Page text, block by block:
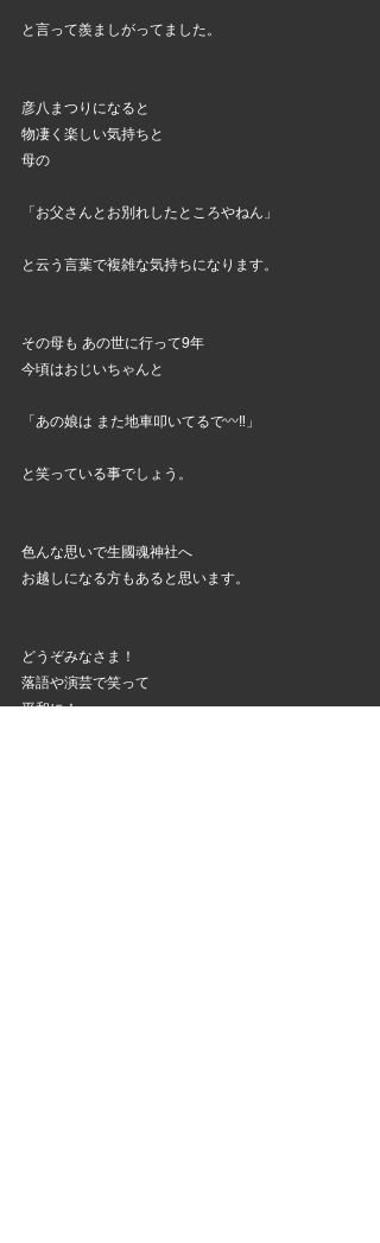
と言って羨ましがってました。
彦八まつりになると
物凄く楽しい気持ちと
母の
「お父さんとお別れしたところやねん」
と云う言葉で複雑な気持ちになります。
その母も あの世に行って9年
今頃はおじいちゃんと
「あの娘は また地車叩いてるで〰️‼️」
と笑っている事でしょう。
色んな思いで生國魂神社へ
お越しになる方もあると思います。
どうぞみなさま！
落語や演芸で笑って
平和に！